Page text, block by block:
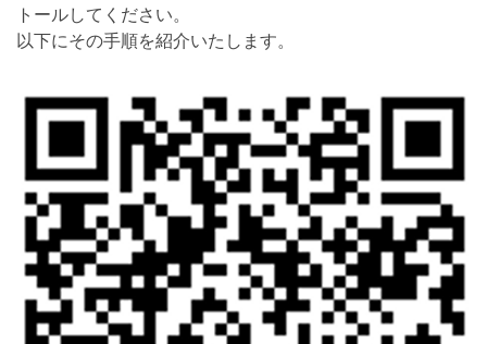
トールしてください。
以下にその手順を紹介いたします。